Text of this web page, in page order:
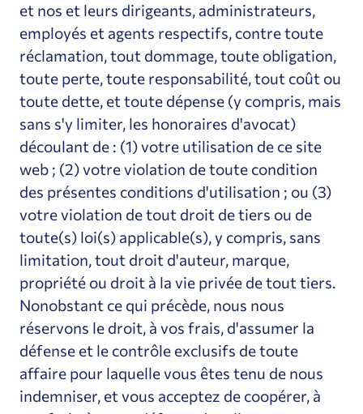
et nos et leurs dirigeants, administrateurs,
employés et agents respectifs, contre toute
réclamation, tout dommage, toute obligation,
toute perte, toute responsabilité, tout coût ou
toute dette, et toute dépense (y compris, mais
sans s'y limiter, les honoraires d'avocat)
découlant de : (1) votre utilisation de ce site
web ; (2) votre violation de toute condition
des présentes conditions d'utilisation ; ou (3)
votre violation de tout droit de tiers ou de
toute(s) loi(s) applicable(s), y compris, sans
limitation, tout droit d'auteur, marque,
propriété ou droit à la vie privée de tout tiers.
Nonobstant ce qui précède, nous nous
réservons le droit, à vos frais, d'assumer la
défense et le contrôle exclusifs de toute
affaire pour laquelle vous êtes tenu de nous
indemniser, et vous acceptez de coopérer, à